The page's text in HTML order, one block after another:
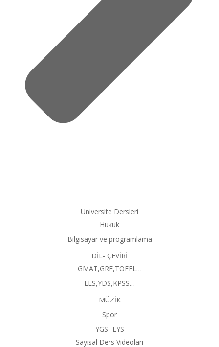
Üniversite Dersleri
Hukuk
Bilgisayar ve programlama
DİL- ÇEVİRİ
GMAT,GRE,TOEFL…
LES,YDS,KPSS…
MÜZİK
Spor
YGS -LYS
Sayısal Ders Videoları